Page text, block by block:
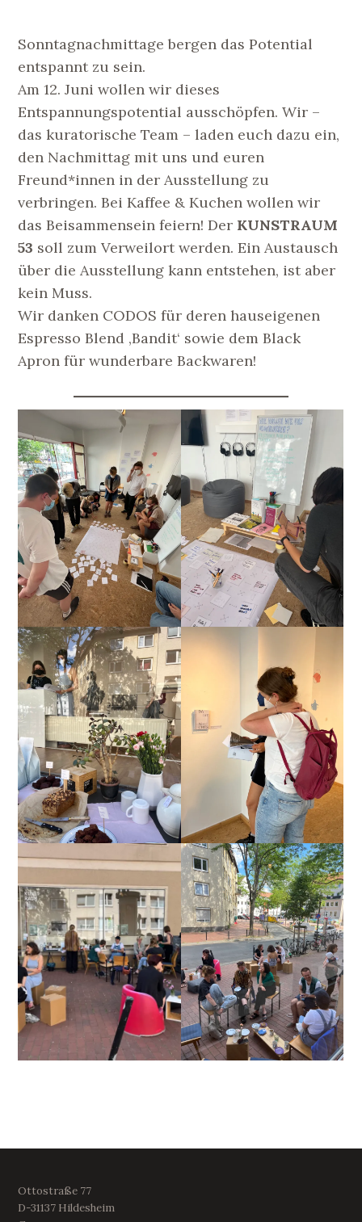
Sonntagnachmittage bergen das Potential
entspannt zu sein.
Am 12. Juni wollen wir dieses
Entspannungspotential ausschöpfen. Wir –
das kuratorische Team – laden euch dazu ein,
den Nachmittag mit uns und euren
Freund*innen in der Ausstellung zu
verbringen. Bei Kaffee & Kuchen wollen wir
das Beisammensein feiern! Der KUNSTRAUM
53 soll zum Verweilort werden. Ein Austausch
über die Ausstellung kann entstehen, ist aber
kein Muss.
Wir danken CODOS für deren hauseigenen
Espresso Blend ‚Bandit‘ sowie dem Black
Apron für wunderbare Backwaren!
Ottostraße 77
D-31137 Hildesheim